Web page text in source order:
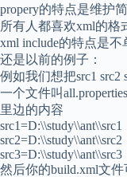
propery的特点是维护
所有人都喜欢xml的格
xml include的特点是不
还是以前的例子：
例如我们想把src1
一个文件叫all.properties
里边的内容
src1=D:\\study\\ant\\src1
src2=D:\\study\\ant\\src2
src3=D:\\study\\ant\\src3
然后你的build.xml文